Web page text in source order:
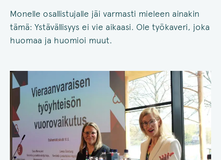
Monelle osallistujalle jäi varmasti mieleen ainakin
tämä: Ystävällisyys ei vie aikaasi.​ Ole työkaveri, joka
huomaa ja huomioi muut. ​